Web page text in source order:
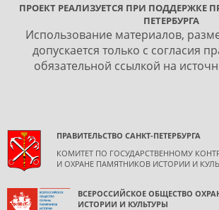
ПРОЕКТ РЕАЛИЗУЕТСЯ ПРИ ПОДДЕРЖКЕ
ПЕТЕРБУРГА
Использование материалов,
допускается только с согласия
обязательной ссылкой на
ПРАВИТЕЛЬСТВО САНКТ-ПЕТЕРБУРГА
КОМИТЕТ ПО ГОСУДАРСТВЕННОМУ
И ОХРАНЕ ПАМЯТНИКОВ ИСТОРИИ И
ВСЕРОССИЙСКОЕ ОБЩЕСТВО
ИСТОРИИ И КУЛЬТУРЫ